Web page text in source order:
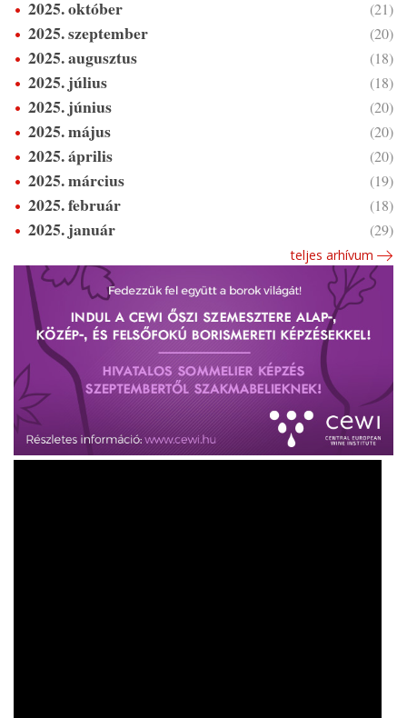
2025. október (21)
2025. szeptember (20)
2025. augusztus (18)
2025. július (18)
2025. június (20)
2025. május (20)
2025. április (20)
2025. március (19)
2025. február (18)
2025. január (29)
teljes arhívum